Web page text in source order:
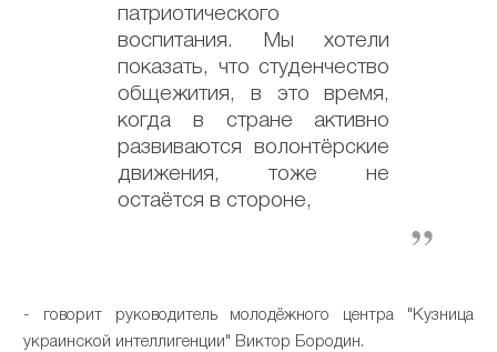
патриотического
воспитания. Мы хотели
показать, что студенчество
общежития, в это время,
когда в стране активно
развиваются волонтёрские
движения, тоже не
остаётся в стороне,
- говорит руководитель молодёжного центра "Кузница
украинской интеллигенции" Виктор Бородин.